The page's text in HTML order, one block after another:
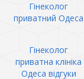
Гінеколог
приватний Одеса
Гінеколог
приватна клініка
Одеса відгуки